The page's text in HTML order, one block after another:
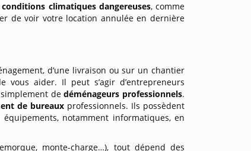
conditions climatiques dangereuses, comme
de voir votre location annulée en dernière
d’une livraison ou sur un chantier
vous aider. Il peut s’agir d’entrepreneurs
dedéménageurs professionnels.
de bureaux professionnels. Ils possèdent
notamment informatiques, en
monte-charge…), tout dépend des